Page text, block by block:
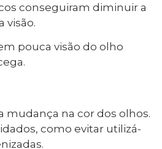
conseguiram diminuir a
visão.
pouca visão do olho
mudança na cor dos olhos.
como evitar utilizá-